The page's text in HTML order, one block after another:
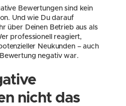
Bewertungen sind kein
Und wie Du darauf
über Deinen Betrieb aus als
professionell reagiert,
Neukunden – auch
negativ war.
nicht das